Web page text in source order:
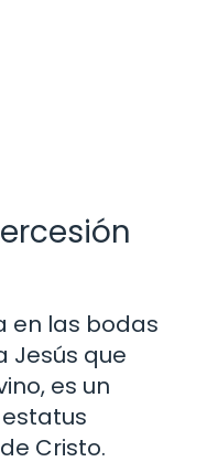
en las bodas
Jesús que
es un
Cristo.